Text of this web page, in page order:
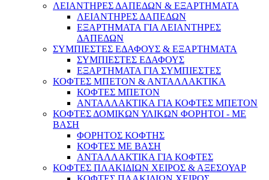
ΛΕΙΑΝΤΗΡΕΣ ΔΑΠΕΔΩΝ & ΕΞΑΡΤΗΜΑΤΑ
ΛΕΙΑΝΤΗΡΕΣ ΔΑΠΕΔΩΝ
ΕΞΑΡΤΗΜΑΤΑ ΓΙΑ ΛΕΙΑΝΤΗΡΕΣ
ΔΑΠΕΔΩΝ
ΣΥΜΠΙΕΣΤΕΣ ΕΔΑΦΟΥΣ & ΕΞΑΡΤΗΜΑΤΑ
ΣΥΜΠΙΕΣΤΕΣ ΕΔΑΦΟΥΣ
ΕΞΑΡΤΗΜΑΤΑ ΓΙΑ ΣΥΜΠΙΕΣΤΕΣ
ΚΟΦΤΕΣ ΜΠΕΤΟΝ & ΑΝΤΑΛΛΑΚΤΙΚΑ
ΚΟΦΤΕΣ ΜΠΕΤΟΝ
ΑΝΤΑΛΛΑΚΤΙΚΑ ΓΙΑ ΚΟΦΤΕΣ ΜΠΕΤΟΝ
ΚΟΦΤΕΣ ΔΟΜΙΚΩΝ ΥΛΙΚΩΝ ΦΟΡΗΤΟΙ - ΜΕ
ΒΑΣΗ
ΦΟΡΗΤΟΣ ΚΟΦΤΗΣ
ΚΟΦΤΕΣ ΜΕ ΒΑΣΗ
ΑΝΤΑΛΛΑΚΤΙΚΑ ΓΙΑ ΚΟΦΤΕΣ
ΚΟΦΤΕΣ ΠΛΑΚΙΔΙΩΝ ΧΕΙΡΟΣ & ΑΞΕΣΟΥΑΡ